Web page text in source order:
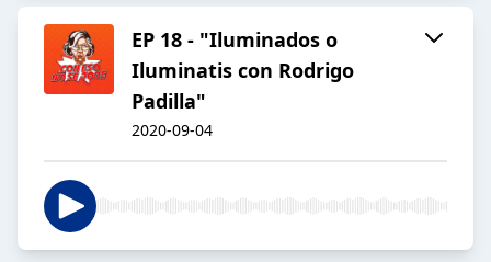
EP 18 - "Iluminados o
Iluminatis con Rodrigo
Padilla"
2020-09-04